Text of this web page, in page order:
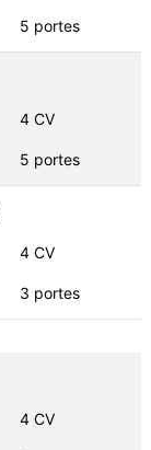
5 portes
4 CV
5 portes
4 CV
3 portes
4 CV